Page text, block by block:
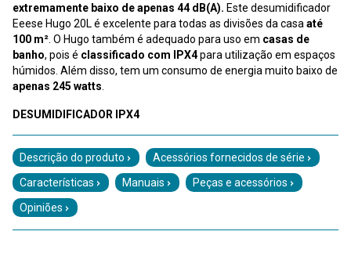
extremamente baixo de apenas 44 dB(A). Este desumidificador
Eeese Hugo 20L é excelente para todas as divisões da casa até
100 m² . O Hugo também é adequado para uso em casas de
banho, pois é classificado com IPX4para utilização em espaços
húmidos. Além disso, tem um consumo de energia muito baixo de
apenas 245 watts
DESUMIDIFICADOR IPX4
Descrição do produto
Acessórios fornecidos de série
Características
Manuais
Peças e acessórios
Opiniões